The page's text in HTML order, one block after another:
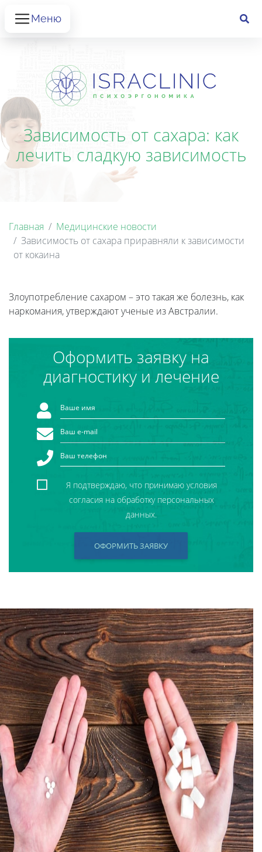
Меню
Зависимость от сахара: как
лечить сладкую зависимость
Главная
Медицинские новости
Зависимость от сахара приравняли к зависимости
от кокаина
Злоупотребление сахаром – это такая же болезнь, как
наркомания, утверждают ученые из Австралии.
Оформить заявку на
диагностику и лечение
Я подтверждаю, что принимаю условия
согласия на обработку персональных
данных.
ОФОРМИТЬ ЗАЯВКУ